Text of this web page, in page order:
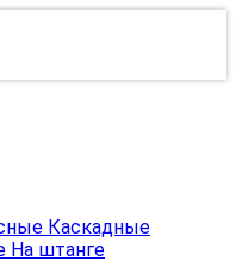
Каскадные
На штанге